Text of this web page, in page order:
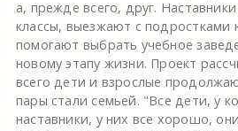
а, прежде всего, друг.
классы, выезжают с подростками
помогают выбрать учебное
новому этапу жизни. Проект
всего дети и взрослые
пары стали семьей. "Все дети, у
наставники, у них все хорошо,